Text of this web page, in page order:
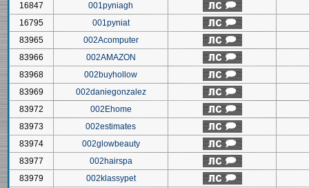
16847
001pyniagh
16795
001pyniat
83965
002Acomputer
83966
002AMAZON
83968
002buyhollow
83969
002daniegonzalez
83972
002Ehome
83973
002estimates
83974
002glowbeauty
83977
002hairspa
83979
002klassypet